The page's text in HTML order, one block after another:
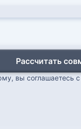
Рассчитать
вы соглашаетесь с